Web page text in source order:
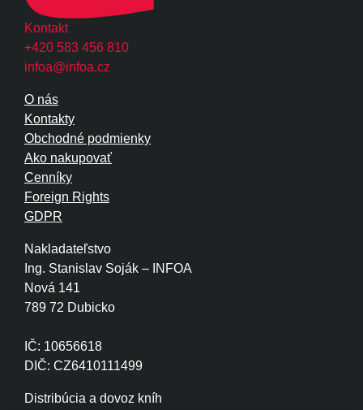
Kontakt
+420 583 456 810
infoa@infoa.cz
Nakladateľstvo
Ing. Stanislav Soják – INFOA
Nová 141
789 72 Dubicko
IČ: 10656618
DIČ: CZ6410111499
Distribúcia a dovoz kníh
O nás
Kontakty
Obchodné podmienky
Ako nakupovať
Cenníky
Foreign Rights
GDPR